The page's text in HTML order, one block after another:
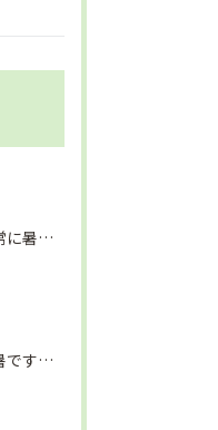
「”今年も”異常に暑い夏」酷暑+冷房＝夏風邪、腰痛、ひざの痛...
暦の上では大暑です！腰痛や肩こりから来る頭痛